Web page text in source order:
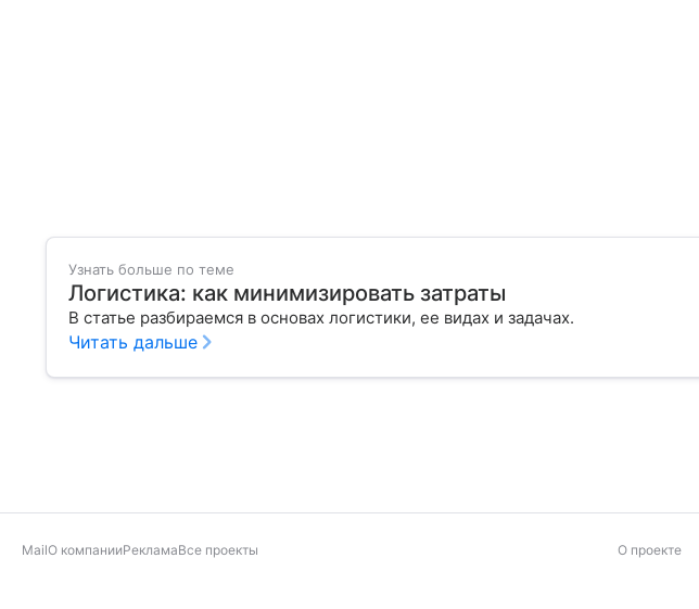
Узнать больше по теме
Логистика: как минимизировать затраты
В статье разбираемся в основах логистики, ее видах и задачах.
Читать дальше
MailО компанииРекламаВсе проекты О проекте